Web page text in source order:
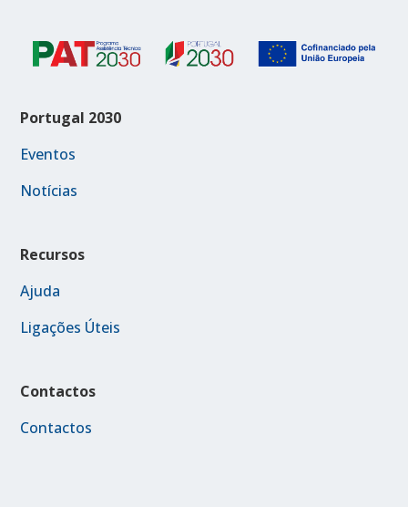
Portugal 2030
Eventos
Notícias
Recursos
Ajuda
Ligações Úteis
Contactos
Contactos